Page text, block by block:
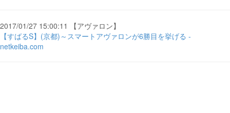
2017/01/27 15:00:11 【アヴァロン】
【すばるS】(京都)～スマートアヴァロンが6勝目を挙げる -
netkeiba.com